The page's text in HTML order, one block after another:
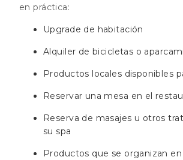
en práctica:
Upgrade de habitación
Alquiler de bicicletas o
Productos locales disponibles
Reservar una mesa en el
Reserva de masajes u otros
su spa
Productos que se organizan